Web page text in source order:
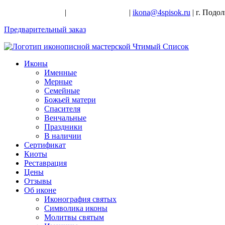
| | ikona@4spisok.ru | г.
Предварительный заказ
Иконы
Именные
Мерные
Семейные
Божьей матери
Спасителя
Венчальные
Праздники
В наличии
Сертификат
Киоты
Реставрация
Цены
Отзывы
Об иконе
Иконография святых
Символика иконы
Молитвы святым